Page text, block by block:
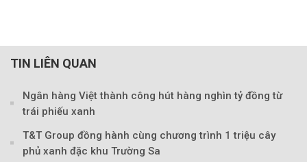
TIN LIÊN QUAN
Ngân hàng Việt thành công hút hàng nghìn tỷ đồng từ
trái phiếu xanh
T&T Group đồng hành cùng chương trình 1 triệu cây
phủ xanh đặc khu Trường Sa